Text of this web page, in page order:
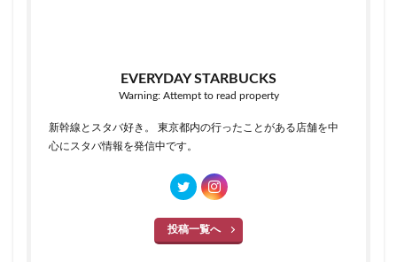
EVERYDAY STARBUCKS
Warning: Attempt to read property
新幹線とスタバ好き。 東京都内の行ったことがある店舗を中
心にスタバ情報を発信中です。
投稿一覧へ